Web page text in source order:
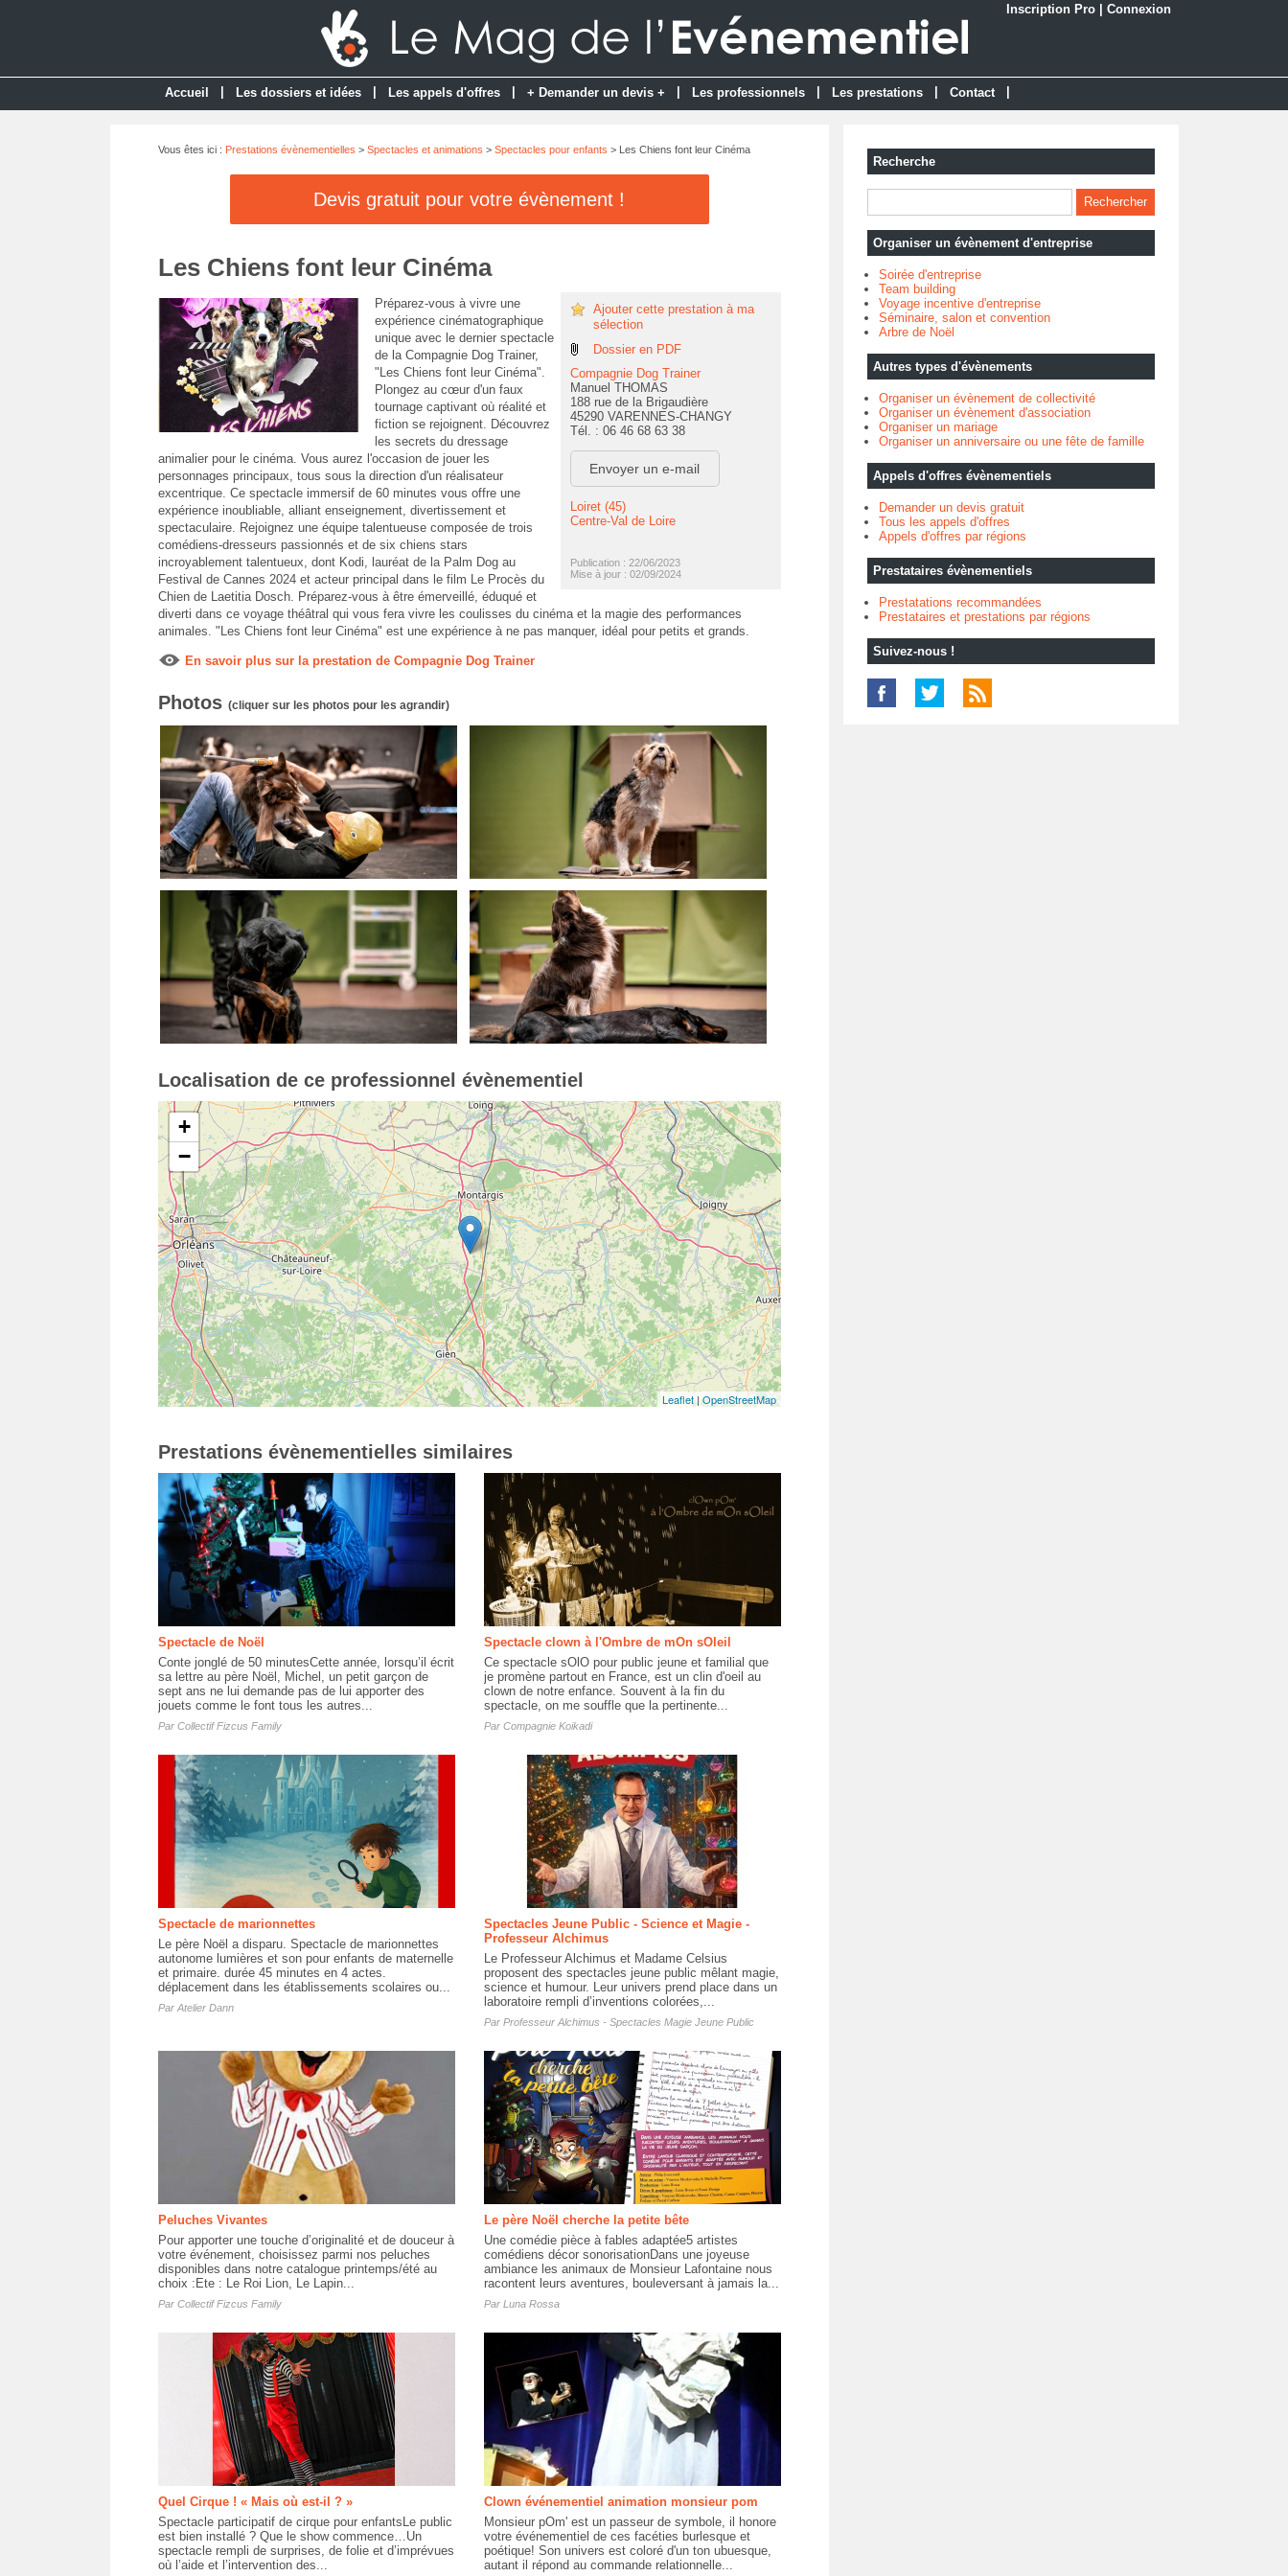
Inscription Pro Connexion
Accueil Les dossiers et idées Les appels d'offres + Demander un devis + Les professionnels Les prestations Contact
Vous êtes ici : Prestations évènementielles > Spectacles et animations > Spectacles pour enfants > Les Chiens font leur Cinéma
Devis gratuit pour votre évènement !
Les Chiens font leur Cinéma
Ajouter cette prestation à ma
sélection
Dossier en PDF
Compagnie Dog Trainer
Manuel THOMAS
188 rue de la Brigaudière
45290 VARENNES-CHANGY
Tél. : 06 46 68 63 38
Envoyer un e-mail
Loiret (45)
Centre-Val de Loire
Publication : 22/06/2023
Mise à jour : 02/09/2024
Préparez-vous à vivre une
expérience cinématographique
unique avec le dernier spectacle
de la Compagnie Dog Trainer,
"Les Chiens font leur Cinéma".
Plongez au cœur d'un faux
tournage captivant où réalité et
fiction se rejoignent. Découvrez
les secrets du dressage
animalier pour le cinéma. Vous aurez l'occasion de jouer les
personnages principaux, tous sous la direction d'un réalisateur
excentrique. Ce spectacle immersif de 60 minutes vous offre une
expérience inoubliable, alliant enseignement, divertissement et
spectaculaire. Rejoignez une équipe talentueuse composée de trois
comédiens-dresseurs passionnés et de six chiens stars
incroyablement talentueux, dont Kodi, lauréat de la Palm Dog au
Festival de Cannes 2024 et acteur principal dans le film Le Procès du
Chien de Laetitia Dosch. Préparez-vous à être émerveillé, éduqué et
diverti dans ce voyage théâtral qui vous fera vivre les coulisses du cinéma et la magie des performances
animales. "Les Chiens font leur Cinéma" est une expérience à ne pas manquer, idéal pour petits et grands.
En savoir plus sur la prestation de Compagnie Dog Trainer
Photos (cliquer sur les photos pour les agrandir)
Localisation de ce professionnel évènementiel
+
−
Leaflet| OpenStreetMap
Prestations évènementielles similaires
Spectacle de Noël
Conte jonglé de 50 minutesCette année, lorsqu’il écrit
sa lettre au père Noël, Michel, un petit garçon de
sept ans ne lui demande pas de lui apporter des
jouets comme le font tous les autres...
Par Collectif Fizcus Family
Spectacle clown à l'Ombre de mOn sOleil
Ce spectacle sOlO pour public jeune et familial que
je promène partout en France, est un clin d'oeil au
clown de notre enfance. Souvent à la fin du
spectacle, on me souffle que la pertinente...
Par Compagnie Koikadi
Spectacle de marionnettes
Le père Noël a disparu. Spectacle de marionnettes
autonome lumières et son pour enfants de maternelle
et primaire. durée 45 minutes en 4 actes.
déplacement dans les établissements scolaires ou...
Par Atelier Dann
Spectacles Jeune Public - Science et Magie -
Professeur Alchimus
Le Professeur Alchimus et Madame Celsius
proposent des spectacles jeune public mêlant magie,
science et humour. Leur univers prend place dans un
laboratoire rempli d’inventions colorées,...
Par Professeur Alchimus - Spectacles Magie Jeune Public
Peluches Vivantes
Pour apporter une touche d’originalité et de douceur à
votre événement, choisissez parmi nos peluches
disponibles dans notre catalogue printemps/été au
choix :Ete : Le Roi Lion, Le Lapin...
Par Collectif Fizcus Family
Le père Noël cherche la petite bête
Une comédie pièce à fables adaptée5 artistes
comédiens décor sonorisationDans une joyeuse
ambiance les animaux de Monsieur Lafontaine nous
racontent leurs aventures, bouleversant à jamais la...
Par Luna Rossa
Quel Cirque ! « Mais où est-il ? »
Spectacle participatif de cirque pour enfantsLe public
est bien installé ? Que le show commence…Un
spectacle rempli de surprises, de folie et d’imprévues
où l’aide et l’intervention des...
Clown événementiel animation monsieur pom
Monsieur pOm' est un passeur de symbole, il honore
votre événementiel de ces facéties burlesque et
poétique! Son univers est coloré d'un ton ubuesque,
autant il répond au commande relationnelle...
Recherche
Organiser un évènement d'entreprise
Soirée d'entreprise
Team building
Voyage incentive d'entreprise
Séminaire, salon et convention
Arbre de Noël
Autres types d'évènements
Organiser un évènement de collectivité
Organiser un évènement d'association
Organiser un mariage
Organiser un anniversaire ou une fête de famille
Appels d'offres évènementiels
Demander un devis gratuit
Tous les appels d'offres
Appels d'offres par régions
Prestataires évènementiels
Prestatations recommandées
Prestataires et prestations par régions
Suivez-nous !